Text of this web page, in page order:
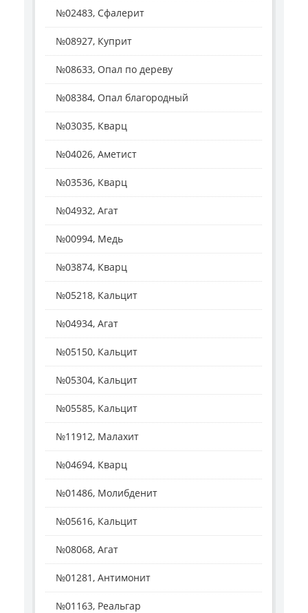
№02483, Сфалерит
№08927, Куприт
№08633, Опал по дереву
№08384, Опал благородный
№03035, Кварц
№04026, Аметист
№03536, Кварц
№04932, Агат
№00994, Медь
№03874, Кварц
№05218, Кальцит
№04934, Агат
№05150, Кальцит
№05304, Кальцит
№05585, Кальцит
№11912, Малахит
№04694, Кварц
№01486, Молибденит
№05616, Кальцит
№08068, Агат
№01281, Антимонит
№01163, Реальгар